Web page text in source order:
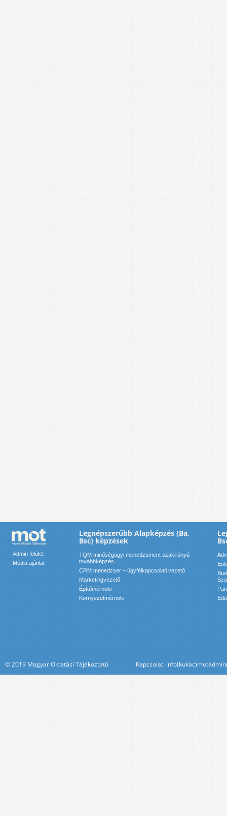
Admin felület
Média ajánlat
Legnépszerűbb Alapképzés (Ba,
Bsc) képzések
TQM minőségügyi menedzsment szakirányú
továbbképzés
CRM menedzser – ügyfélkapcsolati vezető
Marketingvezető
Építőmérnöki
Környezetmérnöki
© 2019 Magyar Oktatási Tájékoztató Kapcsolat: